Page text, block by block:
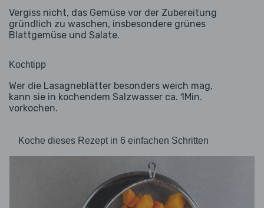
Vergiss nicht, das Gemüse vor der Zubereitung
gründlich zu waschen, insbesondere grünes
Blattgemüse und Salate.
Kochtipp
Wer die Lasagneblätter besonders weich mag,
kann sie in kochendem Salzwasser ca. 1Min.
vorkochen.
Koche dieses Rezept in 6 einfachen Schritten